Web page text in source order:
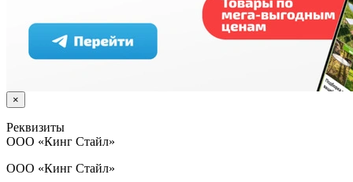
×
Реквизиты
ООО «Кинг Стайл»
ООО «Кинг Стайл»